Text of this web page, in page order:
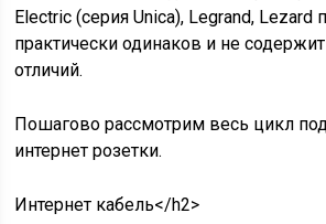
Electric (серия Unica), Legrand,
практически одинаков и не
отличий.
Пошагово рассмотрим весь цикл
интернет розетки.
Интернет кабель</h2>